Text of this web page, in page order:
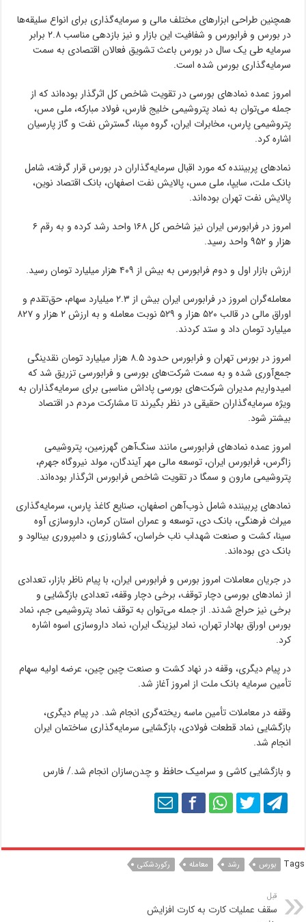
همچنین طراحی ابزارهای مختلف مالی و سرمایه‌گذاری برای انواع سلیقه‌ها
در بورس و فرابورس و شفافیت این بازار و نیز بازدهی مناسب ۲.۸ برابر
سرمایه طی یک سال در بورس باعث تشویق فعالان اقتصادی به سمت
سرمایه‌گذاری بورس شده است.
امروز عمده نمادهای بورسی در تقویت شاخص کل اثرگذار بوده‌اند که از
جمله می‌توان به نماد پتروشیمی خلیج فارس، فولاد مبارکه، ملی مس،
پتروشیمی پارس، مخابرات ایران، گروه مپنا، گسترش نفت و گاز پارسیان
اشاره کرد.
نمادهای پربیننده که مورد اقبال سرمایه‌گذاران در بورس قرار گرفته، شامل
بانک ملت، سایپا، ملی مس، پالایش نفت اصفهان، بانک اقتصاد نوین،
پالایش نفت تهران بوده‌اند.
امروز در فرابورس ایران نیز شاخص کل ۱۶۸ واحد رشد کرده و به رقم ۶
هزار و ۹۵۲ واحد رسید.
ارزش بازار اول و دوم فرابورس به بیش از ۴۰۹ هزار میلیارد تومان رسید.
معامله‌گران امروز در فرابورس ایران بیش از ۲.۳ میلیارد سهام، حق‌تقدم و
اوراق مالی در قالب ۵۲۰ هزار و ۵۲۹ نوبت معامله و به ارزش ۲ هزار و ۸۲۷
میلیارد تومان داد و ستد کردند.
امروز در بورس تهران و فرابورس حدود ۸.۵ هزار میلیارد تومان نقدینگی
جمع‌آوری شده و به سمت شرکت‌های بورسی و فرابورسی تزریق شد که
امیدواریم مدیران شرکت‌های بورسی پاداش مناسبی برای سرمایه‌گذاران به
ویژه سرمایه‌گذاران حقیقی در نظر بگیرند تا مشارکت مردم در اقتصاد
بیشتر شود.
امروز عمده نمادهای فرابورسی مانند سنگ‌آهن گهرزمین، پتروشیمی
زاگرس، فرابورس ایران، توسعه مالی مهر آیندگان، مولد نیروگاه جهرم،
پتروشیمی مارون و سمگا در تقویت شاخص فرابورس اثرگذار بوده‌اند.
نمادهای پربیننده شامل ذوب‌آهن اصفهان، صنایع کاغذ پارس، سرمایه‌گذاری
میراث فرهنگی، بانک دی، توسعه و عمران استان کرمان، داروسازی آوه
سینا، کشت و صنعت شهداب ناب خراسان، کشاورزی و دامپروری بینالود و
بانک دی بوده‌اند.
در جریان معاملات امروز بورس و فرابورس ایران، با پیام ناظر بازار، تعدادی
از نمادهای بورسی دچار توقف، برخی دچار وقفه، تعدادی بازگشایی و
برخی نیز حراج شدند. از جمله می‌توان به توقف نماد پتروشیمی جم، نماد
بورس اوراق بهادار تهران، نماد لیزینگ ایران، نماد داروسازی اسوه اشاره
کرد.
در پیام دیگری، وقفه در نهاد کشت و صنعت چین چین، عرضه اولیه سهام
تأمین سرمایه بانک ملت از امروز آغاز شد.
وقفه در معاملات تأمین ماسه ریخته‌گری انجام شد. در پیام دیگری،
بازگشایی نماد قطعات فولادی، بازگشایی سرمایه‌گذاری ساختمان ایران
انجام شد.
و بازگشایی کاشی و سرامیک حافظ و چدن‌سازان انجام شد./ فارس
Tags بورس رشد معامله رکوردشکنی
قبل
سقف عملیات کارت به کارت افزایش